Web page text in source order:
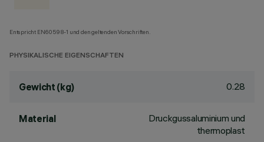
Entspricht EN60598-1 und den geltenden Vorschriften.
PHYSIKALISCHE EIGENSCHAFTEN
Gewicht (kg) 0.28
Material
Druckgussaluminium und
thermoplast